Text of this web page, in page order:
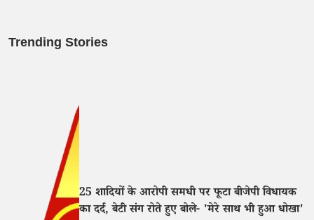
Trending Stories
25 शादियों के आरोपी समधी पर फूटा बीजेपी विधायक
का दर्द, बेटी संग रोते हुए बोले- 'मेरे साथ भी हुआ धोखा'